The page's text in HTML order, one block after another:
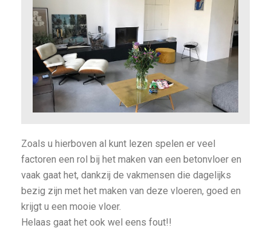
Zoals u hierboven al kunt lezen spelen er veel
factoren een rol bij het maken van een betonvloer en
vaak gaat het, dankzij de vakmensen die dagelijks
bezig zijn met het maken van deze vloeren, goed en
krijgt u een mooie vloer.
Helaas gaat het ook wel eens fout!!